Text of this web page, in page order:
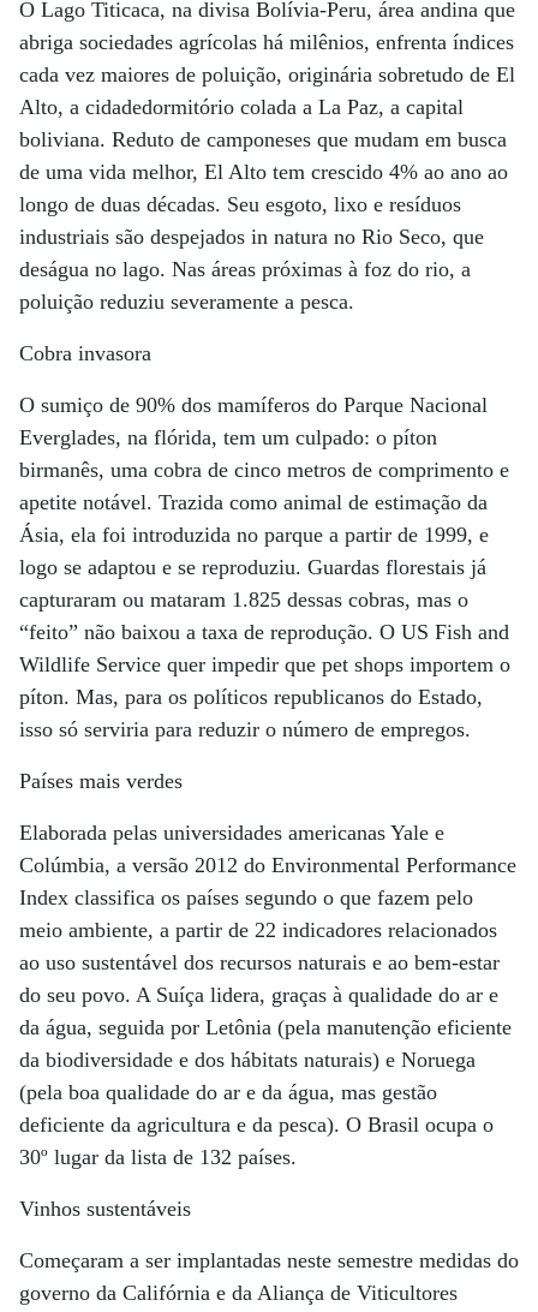
O Lago Titicaca, na divisa Bolívia-Peru, área andina que
abriga sociedades agrícolas há milênios, enfrenta índices
cada vez maiores de poluição, originária sobretudo de El
Alto, a cidadedormitório colada a La Paz, a capital
boliviana. Reduto de camponeses que mudam em busca
de uma vida melhor, El Alto tem crescido 4% ao ano ao
longo de duas décadas. Seu esgoto, lixo e resíduos
industriais são despejados in natura no Rio Seco, que
deságua no lago. Nas áreas próximas à foz do rio, a
poluição reduziu severamente a pesca.
Cobra invasora
O sumiço de 90% dos mamíferos do Parque Nacional
Everglades, na flórida, tem um culpado: o píton
birmanês, uma cobra de cinco metros de comprimento e
apetite notável. Trazida como animal de estimação da
Ásia, ela foi introduzida no parque a partir de 1999, e
logo se adaptou e se reproduziu. Guardas florestais já
capturaram ou mataram 1.825 dessas cobras, mas o
“feito” não baixou a taxa de reprodução. O US Fish and
Wildlife Service quer impedir que pet shops importem o
píton. Mas, para os políticos republicanos do Estado,
isso só serviria para reduzir o número de empregos.
Países mais verdes
Elaborada pelas universidades americanas Yale e
Colúmbia, a versão 2012 do Environmental Performance
Index classifica os países segundo o que fazem pelo
meio ambiente, a partir de 22 indicadores relacionados
ao uso sustentável dos recursos naturais e ao bem-estar
do seu povo. A Suíça lidera, graças à qualidade do ar e
da água, seguida por Letônia (pela manutenção eficiente
da biodiversidade e dos hábitats naturais) e Noruega
(pela boa qualidade do ar e da água, mas gestão
deficiente da agricultura e da pesca). O Brasil ocupa o
30º lugar da lista de 132 países.
Vinhos sustentáveis
Começaram a ser implantadas neste semestre medidas do
governo da Califórnia e da Aliança de Viticultores